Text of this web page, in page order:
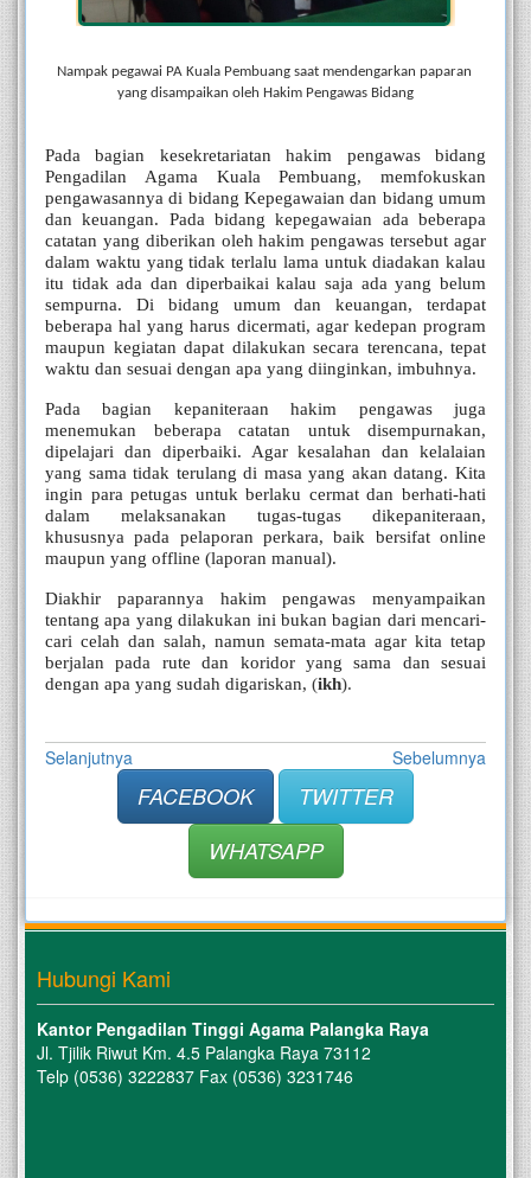
Nampak pegawai PA Kuala Pembuang saat mendengarkan paparan
yang disampaikan oleh Hakim Pengawas Bidang
Pada bagian kesekretariatan hakim pengawas bidang
Pengadilan Agama Kuala Pembuang, memfokuskan
pengawasannya di bidang Kepegawaian dan bidang umum
dan keuangan. Pada bidang kepegawaian ada beberapa
catatan yang diberikan oleh hakim pengawas tersebut agar
dalam waktu yang tidak terlalu lama untuk diadakan kalau
itu tidak ada dan diperbaikai kalau saja ada yang belum
sempurna. Di bidang umum dan keuangan, terdapat
beberapa hal yang harus dicermati, agar kedepan program
maupun kegiatan dapat dilakukan secara terencana, tepat
waktu dan sesuai dengan apa yang diinginkan, imbuhnya.
Pada bagian kepaniteraan hakim pengawas juga
menemukan beberapa catatan untuk disempurnakan,
dipelajari dan diperbaiki. Agar kesalahan dan kelalaian
yang sama tidak terulang di masa yang akan datang. Kita
ingin para petugas untuk berlaku cermat dan berhati-hati
dalam melaksanakan tugas-tugas dikepaniteraan,
khususnya pada pelaporan perkara, baik bersifat online
maupun yang offline (laporan manual).
Diakhir paparannya hakim pengawas menyampaikan
tentang apa yang dilakukan ini bukan bagian dari mencari-
cari celah dan salah, namun semata-mata agar kita tetap
berjalan pada rute dan koridor yang sama dan sesuai
dengan apa yang sudah digariskan, (ikh).
Selanjutnya Sebelumnya
FACEBOOK
TWITTER
WHATSAPP
Hubungi Kami
Kantor Pengadilan Tinggi Agama Palangka Raya
Jl. Tjilik Riwut Km. 4.5 Palangka Raya 73112
Telp (0536) 3222837 Fax (0536) 3231746